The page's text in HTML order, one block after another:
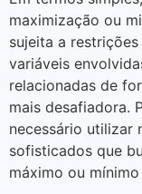
maximização ou
sujeita a
variáveis
relacionadas de
mais desafiadora.
necessário utilizar
sofisticados que
máximo ou